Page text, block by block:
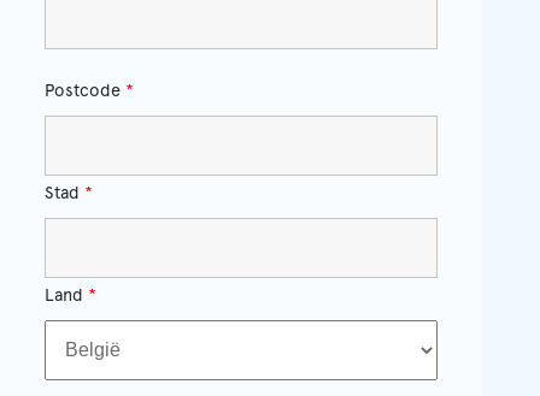
Postcode *
Stad *
Land *